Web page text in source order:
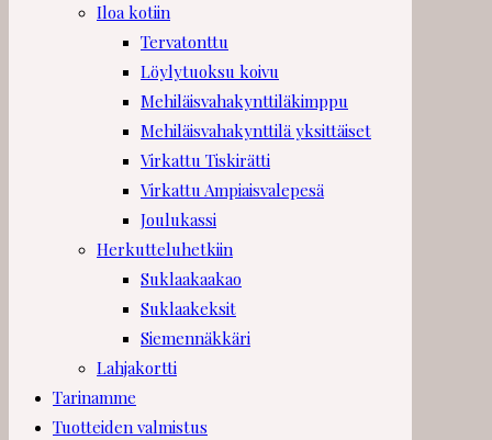
Iloa kotiin
Tervatonttu
Löylytuoksu koivu
Mehiläisvahakynttiläkimppu
Mehiläisvahakynttilä yksittäiset
Virkattu Tiskirätti
Virkattu Ampiaisvalepesä
Joulukassi
Herkutteluhetkiin
Suklaakaakao
Suklaakeksit
Siemennäkkäri
Lahjakortti
Tarinamme
Tuotteiden valmistus